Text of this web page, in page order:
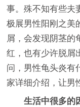
事。殊不知有些夫
极展男性阳刚之美
屑，会发现阴茎的
红，也有少许脱屑
问，男性龟头炎有
家详细介绍，让男
生活中很多的